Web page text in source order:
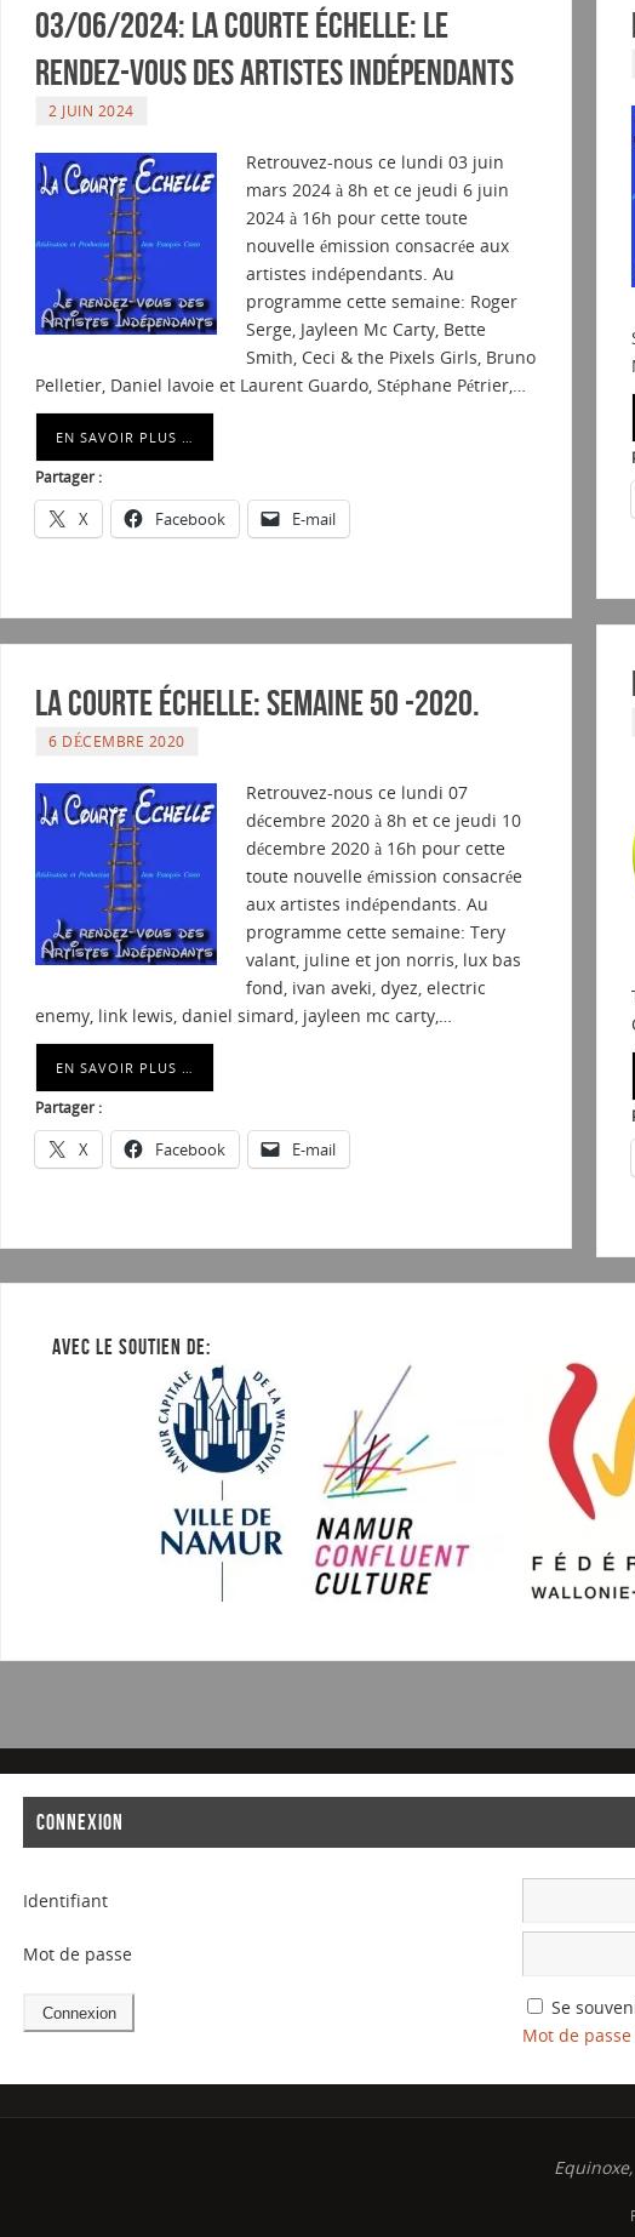
03/06/2024: La courte échelle: Le
rendez-vous des artistes indépendants
2 JUIN 2024
Retrouvez-nous ce lundi 03 juin
mars 2024 à 8h et ce jeudi 6 juin
2024 à 16h pour cette toute
nouvelle émission consacrée aux
artistes indépendants. Au
programme cette semaine: Roger
Serge, Jayleen Mc Carty, Bette
Smith, Ceci & the Pixels Girls, Bruno
Pelletier, Daniel lavoie et Laurent Guardo, Stéphane Pétrier,…
EN SAVOIR PLUS …
Partager :
X Facebook E-mail
La courte échelle: semaine 50 -2020.
6 DÉCEMBRE 2020
Retrouvez-nous ce lundi 07
décembre 2020 à 8h et ce jeudi 10
décembre 2020 à 16h pour cette
toute nouvelle émission consacrée
aux artistes indépendants. Au
programme cette semaine: Tery
valant, juline et jon norris, lux bas
fond, ivan aveki, dyez, electric
enemy, link lewis, daniel simard, jayleen mc carty,…
EN SAVOIR PLUS …
Partager :
X Facebook E-mail
AVEC LE SOUTIEN DE:
CONNEXION
Identifiant
Mot de passe
Se
Mot de passe